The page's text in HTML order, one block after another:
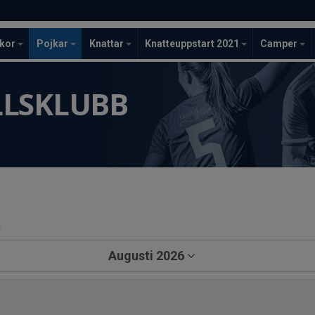
Pojkar Knattar Knatteuppstart 2021 Camper
Augusti 2026